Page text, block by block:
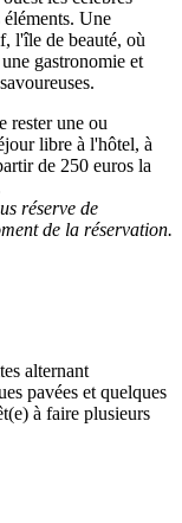
éléments. Une
l'île de beauté, où
gastronomie et
rester une ou
libre à l'hôtel, à
de 250 euros la
réserve de
de la réservation.
alternant
pavées et quelques
à faire plusieurs